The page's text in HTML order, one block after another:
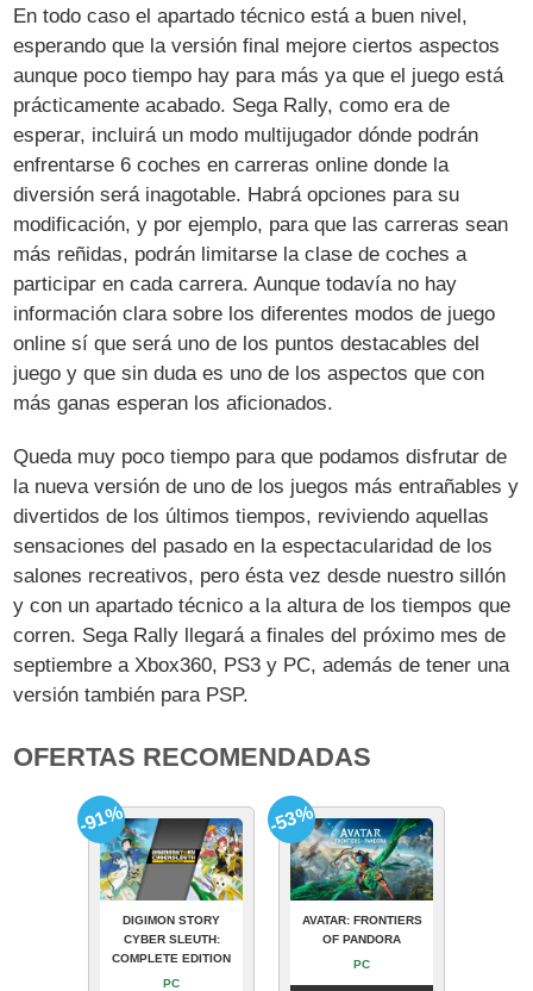
En todo caso el apartado técnico está a buen nivel,
esperando que la versión final mejore ciertos aspectos
aunque poco tiempo hay para más ya que el juego está
prácticamente acabado. Sega Rally, como era de
esperar, incluirá un modo multijugador dónde podrán
enfrentarse 6 coches en carreras online donde la
diversión será inagotable. Habrá opciones para su
modificación, y por ejemplo, para que las carreras sean
más reñidas, podrán limitarse la clase de coches a
participar en cada carrera. Aunque todavía no hay
información clara sobre los diferentes modos de juego
online sí que será uno de los puntos destacables del
juego y que sin duda es uno de los aspectos que con
más ganas esperan los aficionados.
Queda muy poco tiempo para que podamos disfrutar de
la nueva versión de uno de los juegos más entrañables y
divertidos de los últimos tiempos, reviviendo aquellas
sensaciones del pasado en la espectacularidad de los
salones recreativos, pero ésta vez desde nuestro sillón
y con un apartado técnico a la altura de los tiempos que
corren. Sega Rally llegará a finales del próximo mes de
septiembre a Xbox360, PS3 y PC, además de tener una
versión también para PSP.
OFERTAS RECOMENDADAS
DIGIMON STORY
CYBER SLEUTH:
COMPLETE EDITION
PC
-91%
AVATAR: FRONTIERS
OF PANDORA
PC
-53%